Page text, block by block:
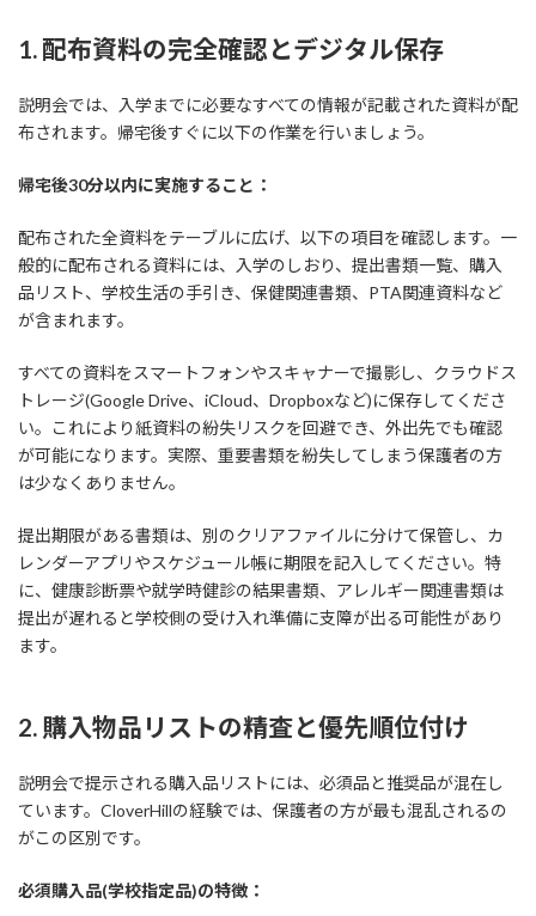
1. 配布資料の完全確認とデジタル保存
説明会では、入学までに必要なすべての情報が記載された資料が配
布されます。帰宅後すぐに以下の作業を行いましょう。
帰宅後30分以内に実施すること：
配布された全資料をテーブルに広げ、以下の項目を確認します。一
般的に配布される資料には、入学のしおり、提出書類一覧、購入
品リスト、学校生活の手引き、保健関連書類、PTA関連資料など
が含まれます。
すべての資料をスマートフォンやスキャナーで撮影し、クラウドス
トレージ(Google Drive、iCloud、Dropboxなど)に保存してくださ
い。これにより紙資料の紛失リスクを回避でき、外出先でも確認
が可能になります。実際、重要書類を紛失してしまう保護者の方
は少なくありません。
提出期限がある書類は、別のクリアファイルに分けて保管し、カ
レンダーアプリやスケジュール帳に期限を記入してください。特
に、健康診断票や就学時健診の結果書類、アレルギー関連書類は
提出が遅れると学校側の受け入れ準備に支障が出る可能性があり
ます。
2. 購入物品リストの精査と優先順位付け
説明会で提示される購入品リストには、必須品と推奨品が混在し
ています。CloverHillの経験では、保護者の方が最も混乱されるの
がこの区別です。
必須購入品(学校指定品)の特徴：